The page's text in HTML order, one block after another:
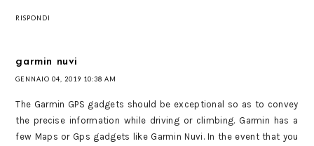
RISPONDI
garmin nuvi
GENNAIO 04, 2019 10:38 AM
The Garmin GPS gadgets should be exceptional so as to convey
the precise information while driving or climbing. Garmin has a
few Maps or Gps gadgets like Garmin Nuvi. In the event that you